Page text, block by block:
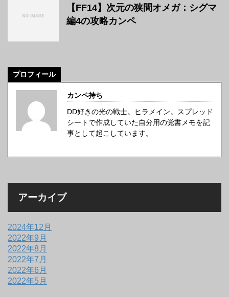
【FF14】次元の狭間オメガ：シグマ
編4の攻略カンペ
プロフィール
カンペ持ち
DD好きの光の戦士。ヒラメイン。スプレッド
シートで作成していた自分用の覚書メモを記
事として起こしています。
アーカイブ
2024年12月
2022年9月
2022年8月
2022年7月
2022年6月
2022年5月